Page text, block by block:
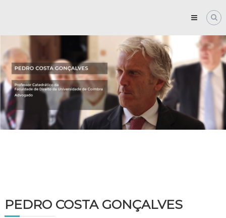
COSTA
GONÇALVES
PEDRO COSTA GONÇALVES